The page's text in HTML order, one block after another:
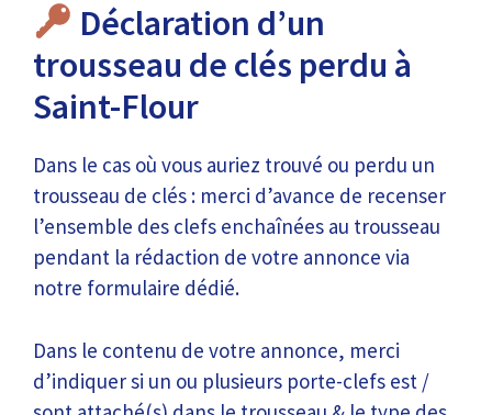
Déclaration d’un
trousseau de clés perdu à
Saint-Flour
Dans le cas où vous auriez trouvé ou perdu un
trousseau de clés : merci d’avance de recenser
l’ensemble des clefs enchaînées au trousseau
pendant la rédaction de votre annonce via
notre formulaire dédié.
Dans le contenu de votre annonce, merci
d’indiquer si un ou plusieurs porte-clefs est /